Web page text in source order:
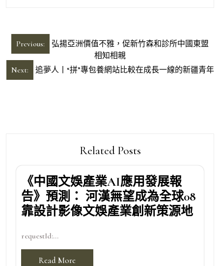
文
章
導
Previous:
弘揚亞洲價值不雅，促新竹森和診所中國東盟
相知相親
Next:
追夢人丨“拼”專包養網站比較在成長一線的新疆青年
Related Posts
《中國文娛產業AI應用發展報
告》預測： 河漢無望成為全球08
靠設計影像文娛產業創新策源地
requestId:...
Read More